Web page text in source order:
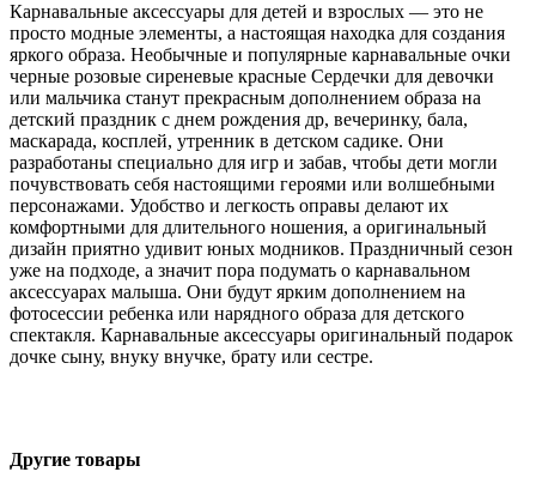
Карнавальные аксессуары для детей и взрослых — это не
просто модные элементы, а настоящая находка для создания
яркого образа. Необычные и популярные карнавальные очки
черные розовые сиреневые красные Сердечки для девочки
или мальчика станут прекрасным дополнением образа на
детский праздник с днем рождения др, вечеринку, бала,
маскарада, косплей, утренник в детском садике. Они
разработаны специально для игр и забав, чтобы дети могли
почувствовать себя настоящими героями или волшебными
персонажами. Удобство и легкость оправы делают их
комфортными для длительного ношения, а оригинальный
дизайн приятно удивит юных модников. Праздничный сезон
уже на подходе, а значит пора подумать о карнавальном
аксессуарах малыша. Они будут ярким дополнением на
фотосессии ребенка или нарядного образа для детского
спектакля. Карнавальные аксессуары оригинальный подарок
дочке сыну, внуку внучке, брату или сестре.
Другие товары